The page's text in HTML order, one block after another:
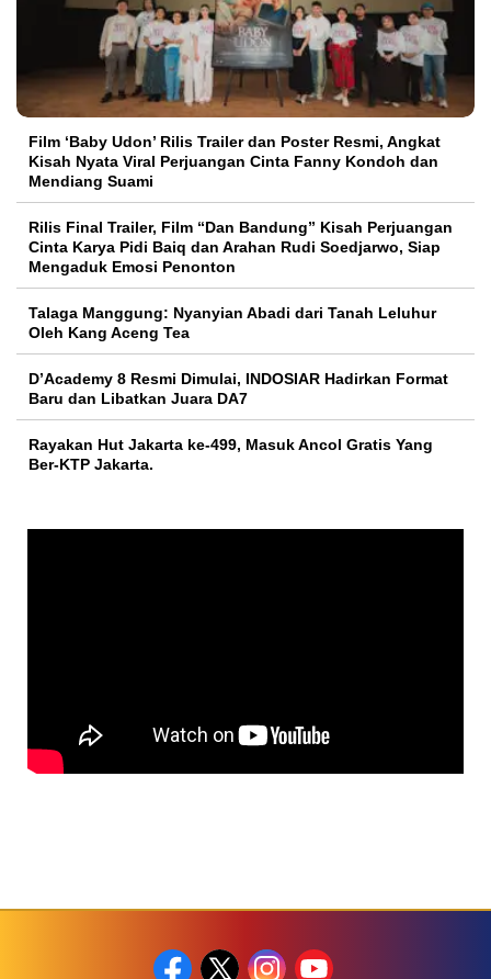
Film ‘Baby Udon’ Rilis Trailer dan Poster Resmi, Angkat
Kisah Nyata Viral Perjuangan Cinta Fanny Kondoh dan
Mendiang Suami
Rilis Final Trailer, Film “Dan Bandung” Kisah Perjuangan
Cinta Karya Pidi Baiq dan Arahan Rudi Soedjarwo, Siap
Mengaduk Emosi Penonton
Talaga Manggung: Nyanyian Abadi dari Tanah Leluhur
Oleh Kang Aceng Tea
D’Academy 8 Resmi Dimulai, INDOSIAR Hadirkan Format
Baru dan Libatkan Juara DA7
Rayakan Hut Jakarta ke-499, Masuk Ancol Gratis Yang
Ber-KTP Jakarta.